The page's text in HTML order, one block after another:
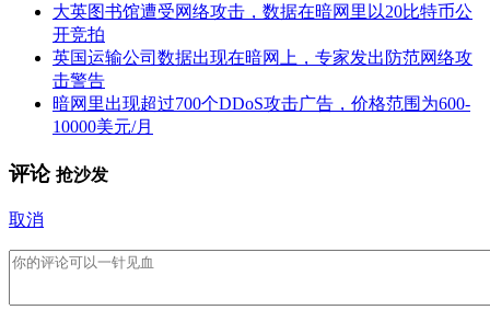
大英图书馆遭受网络攻击，数据在暗网里以20比特币公
开竞拍
英国运输公司数据出现在暗网上，专家发出防范网络攻
击警告
暗网里出现超过700个DDoS攻击广告，价格范围为600-
10000美元/月
评论 抢沙发
取消